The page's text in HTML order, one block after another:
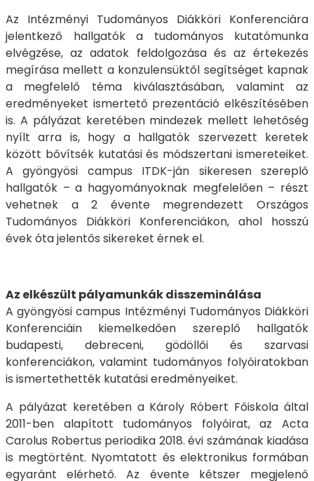
Az Intézményi Tudományos Diákköri Konferenciára
jelentkező hallgatók a tudományos kutatómunka
elvégzése, az adatok feldolgozása és az értekezés
megírása mellett a konzulensüktől segítséget kapnak
a megfelelő téma kiválasztásában, valamint az
eredményeket ismertető prezentáció elkészítésében
is. A pályázat keretében mindezek mellett lehetőség
nyílt arra is, hogy a hallgatók szervezett keretek
között bővítsék kutatási és módszertani ismereteiket.
A gyöngyösi campus ITDK-ján sikeresen szereplő
hallgatók – a hagyományoknak megfelelően – részt
vehetnek a 2 évente megrendezett Országos
Tudományos Diákköri Konferenciákon, ahol hosszú
évek óta jelentős sikereket érnek el.
Az elkészült pályamunkák disszeminálása
A gyöngyösi campus Intézményi Tudományos Diákköri
Konferenciáin kiemelkedően szereplő hallgatók
budapesti, debreceni, gödöllői és szarvasi
konferenciákon, valamint tudományos folyóiratokban
is ismertethették kutatási eredményeiket.
A pályázat keretében a Károly Róbert Főiskola által
2011-ben alapított tudományos folyóirat, az Acta
Carolus Robertus periodika 2018. évi számának kiadása
is megtörtént. Nyomtatott és elektronikus formában
egyaránt elérhető. Az évente kétszer megjelenő